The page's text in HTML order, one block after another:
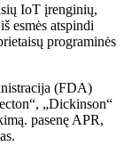
IoT įrenginių,
esmės atspindi
programinės
(FDA)
„Dickinson“
pasenę APR,